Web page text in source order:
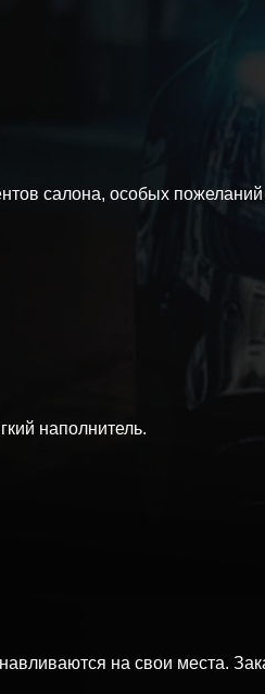
салона, особых пожеланий
наполнитель.
на свои места.